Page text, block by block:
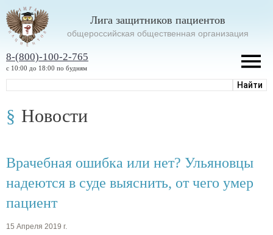
Лига защитников пациентов
oбщероссийская общественная организация
8-(800)-100-2-765
с 10:00 до 18:00 по будням
Новости
Врачебная ошибка или нет? Ульяновцы
надеются в суде выяснить, от чего умер
пациент
15 Апреля 2019 г.